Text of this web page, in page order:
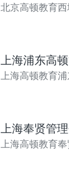
北京高顿教育
上海浦东高
上海高顿教育
上海奉贤管
上海高顿教育